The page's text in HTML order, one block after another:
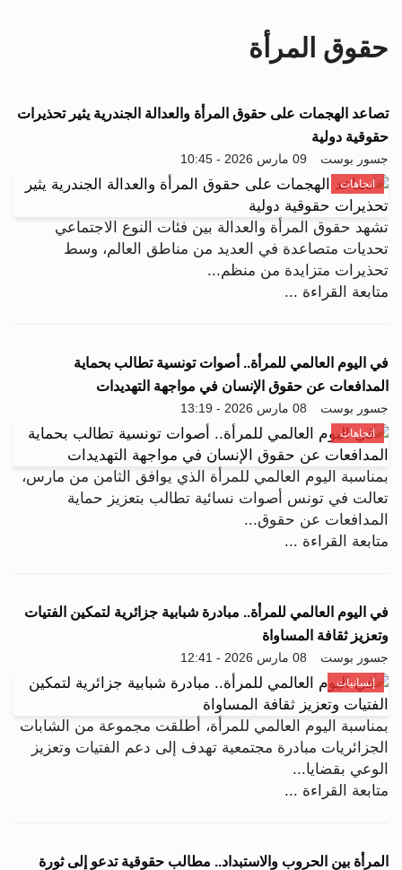
a
o
n
حقوق المرأة
تصاعد الهجمات على حقوق المرأة والعدالة الجندرية يثير تحذيرات
حقوقية دولية
جسور بوست 09 مارس 2026 - 10:45
اتجاهات
تشهد حقوق المرأة والعدالة بين فئات النوع الاجتماعي
تحديات متصاعدة في العديد من مناطق العالم، وسط
تحذيرات متزايدة من منظم...
متابعة القراءة ...
في اليوم العالمي للمرأة.. أصوات تونسية تطالب بحماية
المدافعات عن حقوق الإنسان في مواجهة التهديدات
جسور بوست 08 مارس 2026 - 13:19
اتجاهات
بمناسبة اليوم العالمي للمرأة الذي يوافق الثامن من مارس،
تعالت في تونس أصوات نسائية تطالب بتعزيز حماية
المدافعات عن حقوق...
متابعة القراءة ...
في اليوم العالمي للمرأة.. مبادرة شبابية جزائرية لتمكين الفتيات
وتعزيز ثقافة المساواة
جسور بوست 08 مارس 2026 - 12:41
إنسانيات
بمناسبة اليوم العالمي للمرأة، أطلقت مجموعة من الشابات
الجزائريات مبادرة مجتمعية تهدف إلى دعم الفتيات وتعزيز
الوعي بقضايا...
متابعة القراءة ...
المرأة بين الحروب والاستبداد.. مطالب حقوقية تدعو إلى ثورة